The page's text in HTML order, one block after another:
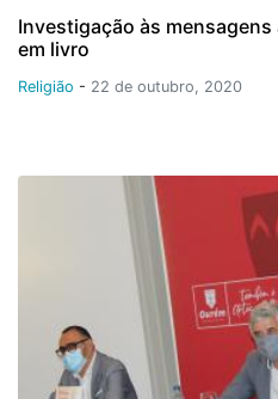
Investigação às
em livro
Religião - 22 de outubro, 2020